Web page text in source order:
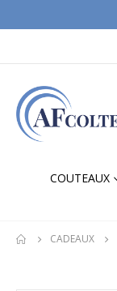
COUTEAUX
CADEAUX